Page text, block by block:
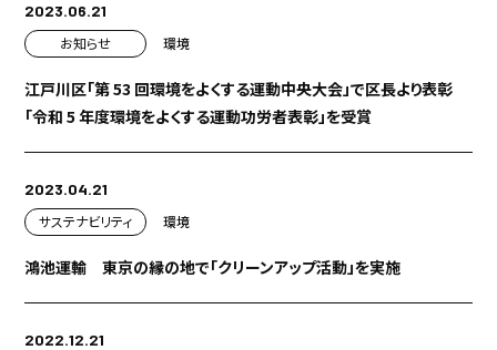
2023.06.21
お知らせ
環境
江戸川区「第 53 回環境をよくする運動中央大会」で区長より表彰
「令和 5 年度環境をよくする運動功労者表彰」を受賞
2023.04.21
サステナビリティ
環境
鴻池運輸 東京の縁の地で「クリーンアップ活動」を実施
2022.12.21